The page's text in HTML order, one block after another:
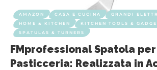
AMAZON CASA E CUCINA
GRANDI
HOME & KITCHEN
KITCHEN TOOLS &
SPATULAS & TURNERS
FMprofessional Spatola per
Pasticceria: Realizzata in